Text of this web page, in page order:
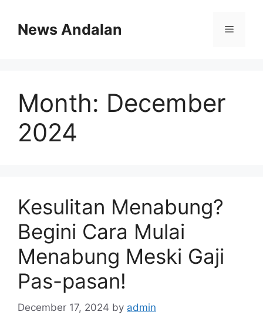
contentNews Andalan Menu
Month: December
2024
Kesulitan Menabung?
Begini Cara Mulai
Menabung Meski Gaji
Pas-pasan!
December 17, 2024 by admin